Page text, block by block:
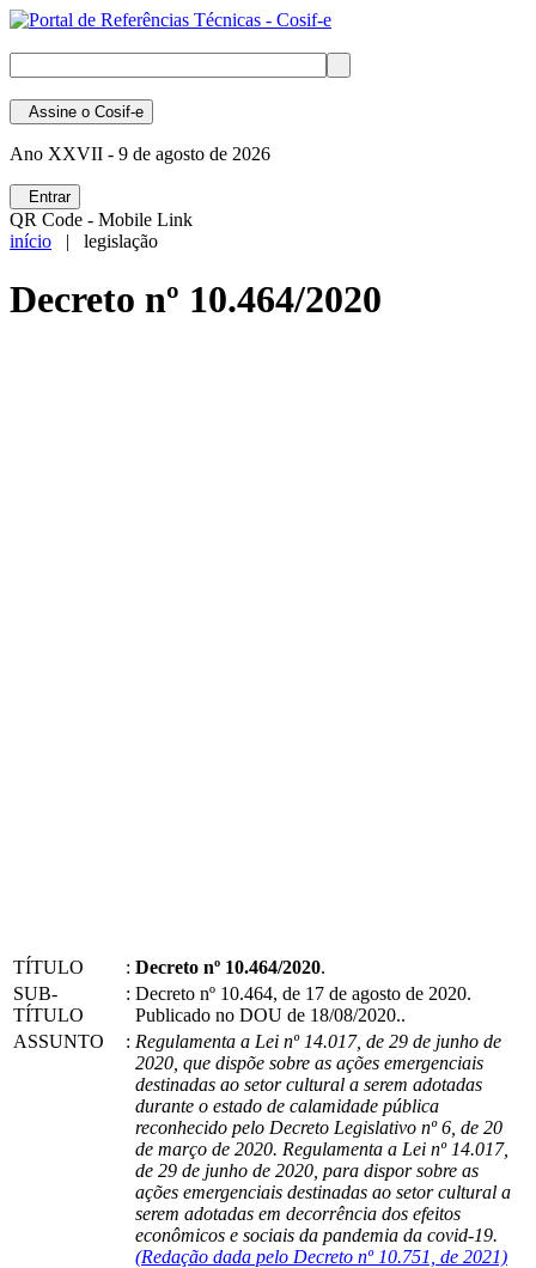
Assine o Cosif-e
Ano XXVII - 9 de agosto de 2026
Entrar
QR Code - Mobile Link
início | legislação
Decreto nº 10.464/2020
TÍTULO : Decreto nº 10.464/2020.
SUB-
TÍTULO
: Decreto nº 10.464, de 17 de agosto de 2020.
Publicado no DOU de 18/08/2020..
ASSUNTO
: Regulamenta a Lei nº 14.017, de 29 de junho de
2020, que dispõe sobre as ações emergenciais
destinadas ao setor cultural a serem adotadas
durante o estado de calamidade pública
reconhecido pelo Decreto Legislativo nº 6, de 20
de março de 2020. Regulamenta a Lei nº 14.017,
de 29 de junho de 2020, para dispor sobre as
ações emergenciais destinadas ao setor cultural a
serem adotadas em decorrência dos efeitos
econômicos e sociais da pandemia da covid-19.
(Redação dada pelo Decreto nº 10.751, de 2021)